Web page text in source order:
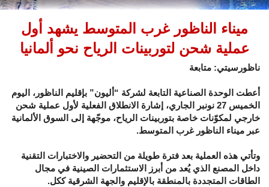
ميناء الناظور غرب المتوسط يشهد أول
عملية شحن لتوربينات الرياح نحو ألمانيا
ناظورسيتي: متابعة
أعطت الوحدة الصناعية التابعة لشركة “أليون” بإقليم الناظور، اليوم
الخميس 27 نونبر الجاري، إشارة الانطلاق الفعلية لأول عملية شحن
خارجي لمكوّنات خاصة بتوربينات الرياح، موجّهة إلى السوق الألمانية
عبر ميناء الناظور غرب المتوسط.
وتأتي هذه العملية بعد فترة طويلة من التحضير والاختبارات التقنية
داخل المصنع الذي يُعد من أبرز الاستثمارات الصينية في مجال
الطاقات المتجددة بالمنطقة بالإقليم والجهة الشرقية ككل.